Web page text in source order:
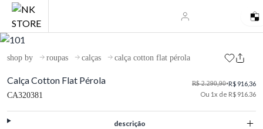
shop by roupas calças calça cotton flat pérola
Calça Cotton Flat Pérola
CA320381
R$ 2.290,90•R$ 916,36
Ou 1x de R$ 916.36
descrição